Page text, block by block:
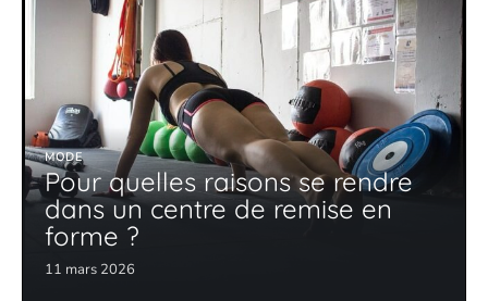
MODE
Pour quelles raisons se rendre
dans un centre de remise en
forme ?
11 mars 2026